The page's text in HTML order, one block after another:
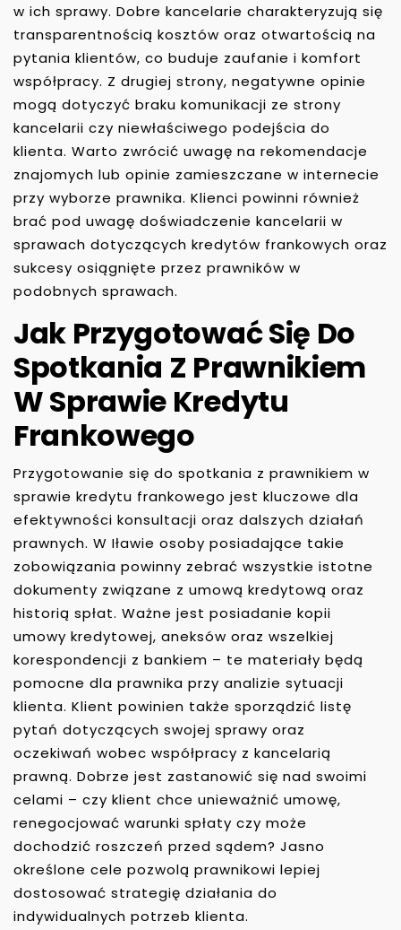
w ich sprawy. Dobre kancelarie charakteryzują się
transparentnością kosztów oraz otwartością na
pytania klientów, co buduje zaufanie i komfort
współpracy. Z drugiej strony, negatywne opinie
mogą dotyczyć braku komunikacji ze strony
kancelarii czy niewłaściwego podejścia do
klienta. Warto zwrócić uwagę na rekomendacje
znajomych lub opinie zamieszczane w internecie
przy wyborze prawnika. Klienci powinni również
brać pod uwagę doświadczenie kancelarii w
sprawach dotyczących kredytów frankowych oraz
sukcesy osiągnięte przez prawników w
podobnych sprawach.
Jak Przygotować Się Do
Spotkania Z Prawnikiem
W Sprawie Kredytu
Frankowego
Przygotowanie się do spotkania z prawnikiem w
sprawie kredytu frankowego jest kluczowe dla
efektywności konsultacji oraz dalszych działań
prawnych. W Iławie osoby posiadające takie
zobowiązania powinny zebrać wszystkie istotne
dokumenty związane z umową kredytową oraz
historią spłat. Ważne jest posiadanie kopii
umowy kredytowej, aneksów oraz wszelkiej
korespondencji z bankiem – te materiały będą
pomocne dla prawnika przy analizie sytuacji
klienta. Klient powinien także sporządzić listę
pytań dotyczących swojej sprawy oraz
oczekiwań wobec współpracy z kancelarią
prawną. Dobrze jest zastanowić się nad swoimi
celami – czy klient chce unieważnić umowę,
renegocjować warunki spłaty czy może
dochodzić roszczeń przed sądem? Jasno
określone cele pozwolą prawnikowi lepiej
dostosować strategię działania do
indywidualnych potrzeb klienta.